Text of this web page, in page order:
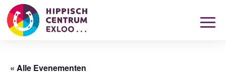
« Alle Evenementen